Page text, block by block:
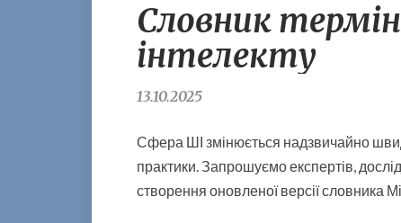
Cловник
інтелекту
13.10.2025
Сфера ШІ змінюється надзвичайно
практики. Запрошуємо експертів,
створення оновленої версії словника